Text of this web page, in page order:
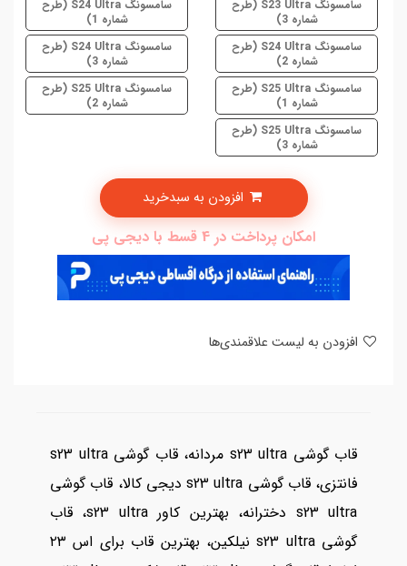
سامسونگ S23 Ultra (طرح
شماره 3)
سامسونگ S24 Ultra (طرح
شماره 1)
سامسونگ S24 Ultra (طرح
شماره 2)
سامسونگ S24 Ultra (طرح
شماره 3)
سامسونگ S25 Ultra (طرح
شماره 1)
سامسونگ S25 Ultra (طرح
شماره 2)
سامسونگ S25 Ultra (طرح
شماره 3)
امکان پرداخت در 4 قسط با دیجی پی
قاب گوشی s23 ultra مردانه، قاب گوشی s23 ultra
فانتزی، قاب گوشی s23 ultra دیجی کالا، قاب گوشی
s23 ultra دخترانه، بهترین کاور s23 ultra، قاب
گوشی s23 ultra نیلکین، بهترین قاب برای اس ۲۳